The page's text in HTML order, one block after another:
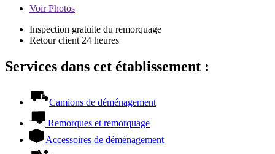
VoirPhotos
Inspection gratuite du remorquage
Retour client 24 heures
Services dans cet établissement :
Camions de déménagement
Remorques et remorquage
Accessoires de déménagement